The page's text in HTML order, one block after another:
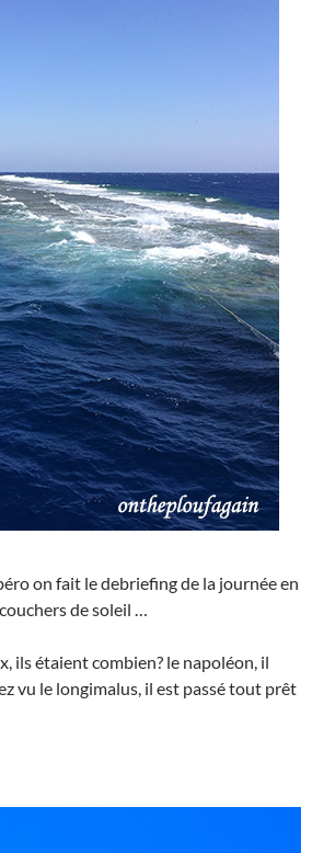
on fait le debriefing de la journée en
de soleil …
ils étaient combien? le napoléon, il
vu le longimalus, il est passé tout prêt